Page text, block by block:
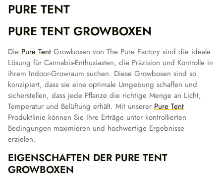
PURE TENT
PURE TENT GROWBOXEN
Die Pure Tent Growboxen von The Pure Factory sind die ideale
Lösung für Cannabis-Enthusiasten, die Präzision und Kontrolle in
ihrem Indoor-Growraum suchen. Diese Growboxen sind so
konzipiert, dass sie eine optimale Umgebung schaffen und
sicherstellen, dass jede Pflanze die richtige Menge an Licht,
Temperatur und Belüftung erhält. Mit unserer Pure Tent
Produktlinie können Sie Ihre Erträge unter kontrollierten
Bedingungen maximieren und hochwertige Ergebnisse
erzielen.
EIGENSCHAFTEN DER PURE TENT
GROWBOXEN